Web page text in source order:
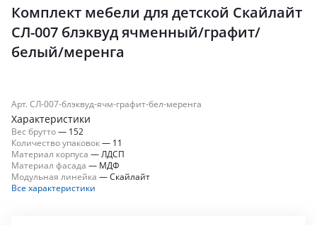
Комплект мебели для детской Скайлайт
СЛ-007 блэквуд ячменный/графит/
белый/меренга
Арт. СЛ-007-блэквуд-ячм-графит-бел-меренга
Характеристики
Вес брутто— 152
Количество упаковок— 11
Материал корпуса — ЛДСП
Материал фасада — МДФ
Модульная линейка —Скайлайт
Все характеристики